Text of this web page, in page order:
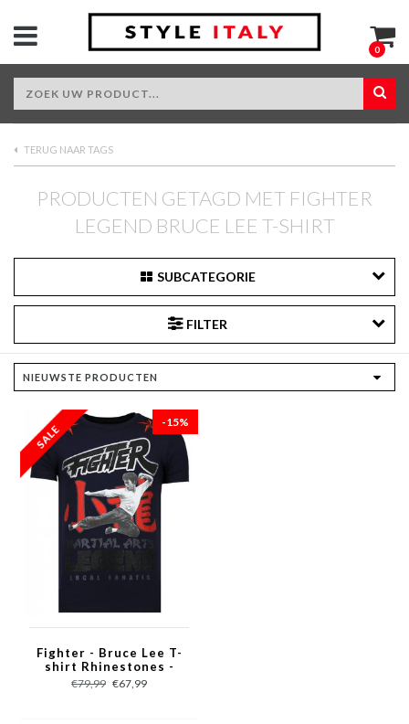
0
TERUG NAAR TAGS
PRODUCTEN GETAGD MET FIGHTER
LEGEND BRUCE LEE T-SHIRT
SUBCATEGORIE
FILTER
-15%
Fighter - Bruce Lee T-
shirt Rhinestones -
Navy
€79,99 €67,99